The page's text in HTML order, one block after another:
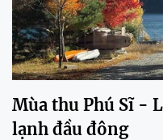
Mùa thu Phú Sĩ -
lạnh đầu đông